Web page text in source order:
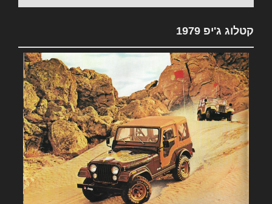
קטלוג ג'יפ 1979